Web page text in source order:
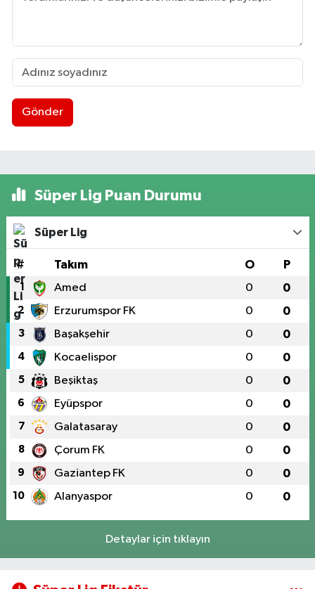
Gönder
Süper Lig Puan Durumu
Süper Lig
# Takım O P
1 Amed 0 0
2 Erzurumspor FK 0 0
3 Başakşehir 0 0
4 Kocaelispor 0 0
5 Beşiktaş 0 0
6 Eyüpspor 0 0
7 Galatasaray 0 0
8 Çorum FK 0 0
9 Gaziantep FK 0 0
10 Alanyaspor 0 0
Detaylar için tıklayın